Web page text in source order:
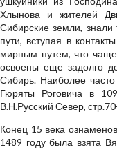
Хлынова и жителей
Сибирские земли,
пути, вступая в
мирным путем, что
освоены еще задолго
Сибирь. Наиболее
Гюряты Роговича в
В.Н.Русский Север,
Конец 15 века
1489 году была взята